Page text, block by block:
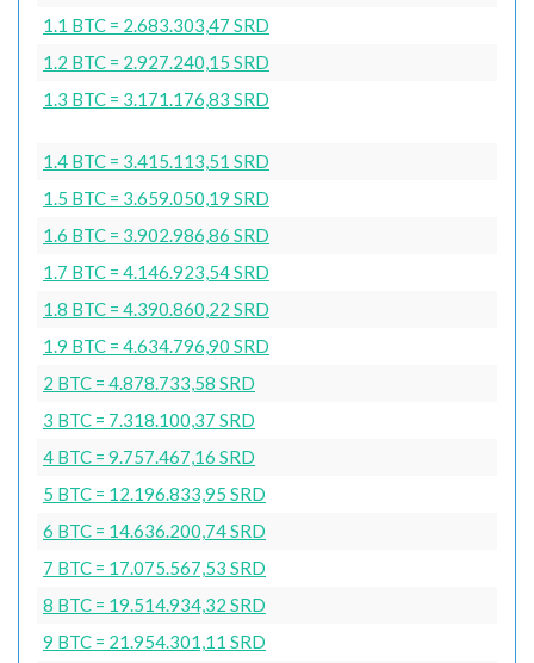
1.1 BTC = 2.683.303,47 SRD
1.2 BTC = 2.927.240,15 SRD
1.3 BTC = 3.171.176,83 SRD
1.4 BTC = 3.415.113,51 SRD
1.5 BTC = 3.659.050,19 SRD
1.6 BTC = 3.902.986,86 SRD
1.7 BTC = 4.146.923,54 SRD
1.8 BTC = 4.390.860,22 SRD
1.9 BTC = 4.634.796,90 SRD
2 BTC = 4.878.733,58 SRD
3 BTC = 7.318.100,37 SRD
4 BTC = 9.757.467,16 SRD
5 BTC = 12.196.833,95 SRD
6 BTC = 14.636.200,74 SRD
7 BTC = 17.075.567,53 SRD
8 BTC = 19.514.934,32 SRD
9 BTC = 21.954.301,11 SRD